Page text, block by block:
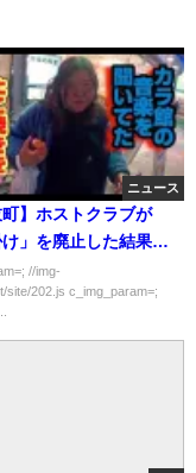
ニュース
町】ホストクラブが
け」を廃止した結果ｗ
//img-
site/202.js c_img_param=;